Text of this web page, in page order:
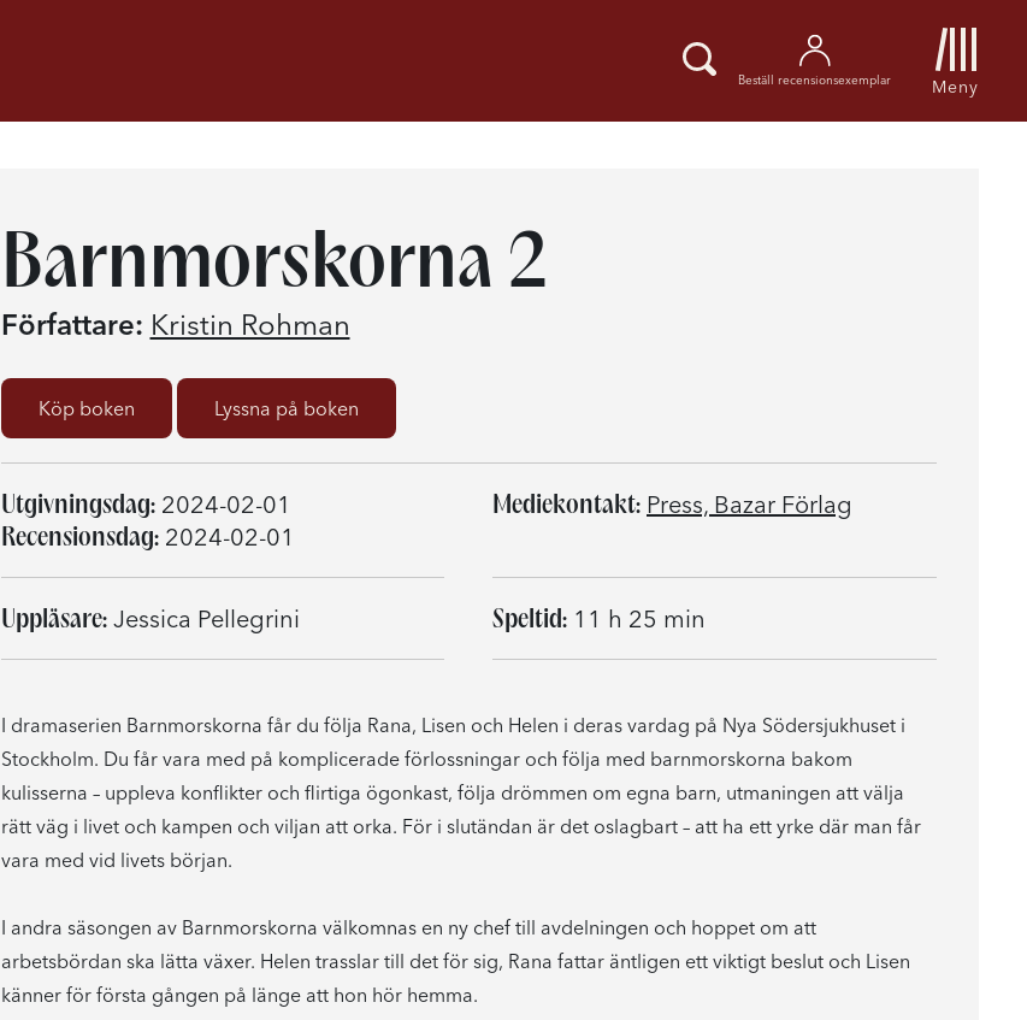
Beställ recensionsexemplar Meny
Barnmorskorna 2
Författare: Kristin Rohman
Köp boken Lyssna på boken
Utgivningsdag:2024-02-01
Recensionsdag:2024-02-01
Mediekontakt: Press, Bazar Förlag
Uppläsare:Jessica Pellegrini Speltid: 11 h 25 min
I dramaserien Barnmorskorna får du följa Rana, Lisen och Helen i deras vardag på Nya Södersjukhuset i
Stockholm. Du får vara med på komplicerade förlossningar och följa med barnmorskorna bakom
kulisserna – uppleva konflikter och flirtiga ögonkast, följa drömmen om egna barn, utmaningen att välja
rätt väg i livet och kampen och viljan att orka. För i slutändan är det oslagbart – att ha ett yrke där man får
vara med vid livets början.
I andra säsongen av Barnmorskorna välkomnas en ny chef till avdelningen och hoppet om att
arbetsbördan ska lätta växer. Helen trasslar till det för sig, Rana fattar äntligen ett viktigt beslut och Lisen
känner för första gången på länge att hon hör hemma.